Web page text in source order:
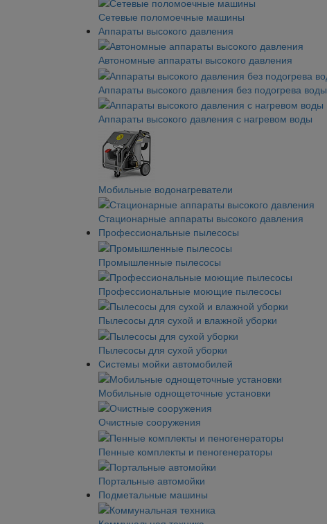
Сетевые поломоечные машины
Аппараты высокого давления
Автономные аппараты высокого давления
Аппараты высокого давления без подогрева воды
Аппараты высокого давления с нагревом воды
Мобильные водонагреватели
Стационарные аппараты высокого давления
Профессиональные пылесосы
Промышленные пылесосы
Профессиональные моющие пылесосы
Пылесосы для сухой и влажной уборки
Пылесосы для сухой уборки
Системы мойки автомобилей
Мобильные однощеточные установки
Очистные сооружения
Пенные комплекты и пеногенераторы
Портальные автомойки
Подметальные машины